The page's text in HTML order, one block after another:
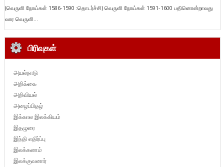
(வெருளி நோய்கள் 1586-1590 :தொடர்ச்சி) வெருளி நோய்கள் 1591-1600 பதினொன்றாவது
வார வெருளி...
பிரிவுகள்
அயல்நாடு
அறிக்கை
அறிவியல்
அழைப்பிதழ்
இக்கால இலக்கியம்
இதழுரை
இந்தி எதிர்ப்பு
இலக்கணம்
இலக்குவனார்